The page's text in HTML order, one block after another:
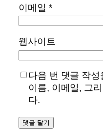
이메일 *
웹사이트
다음 번 댓글 작성
이름, 이메일, 그
다.